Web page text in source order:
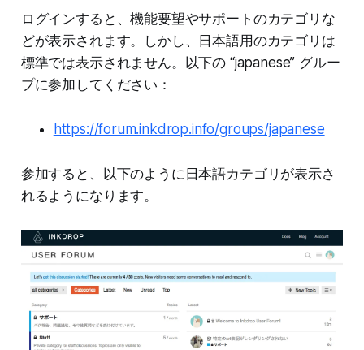
ログインすると、機能要望やサポートのカテゴリな
どが表示されます。しかし、日本語用のカテゴリは
標準では表示されません。以下の “japanese” グルー
プに参加してください：
https://forum.inkdrop.info/groups/japanese
参加すると、以下のように日本語カテゴリが表示さ
れるようになります。